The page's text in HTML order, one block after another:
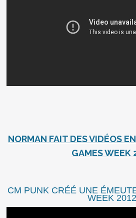
NORMAN FAIT DES VIDÉOS
GAMES WEEK
CM PUNK CRÉÉ UNE
WEEK 2012